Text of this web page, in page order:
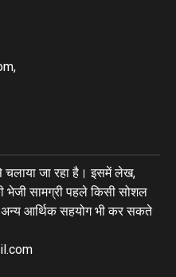
चलाया जा रहा है। इसमें लेख,
सामग्री पहले किसी सोशल
अन्य आर्थिक सहयोग भी कर सकते